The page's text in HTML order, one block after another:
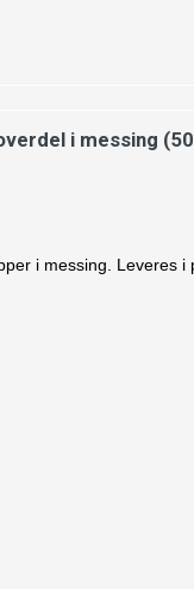
i messing
i messing. Leveres i